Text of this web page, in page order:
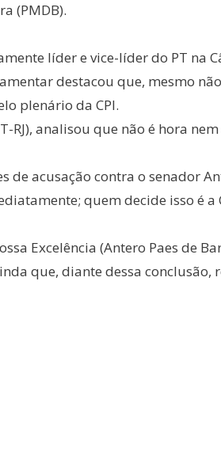
(PMDB).
líder e vice-líder do PT na
destacou que, mesmo
plenário da CPI.
analisou que não é hora
acusação contra o senador
quem decide isso é a
Excelência (Antero Paes de
que, diante dessa conclusão,